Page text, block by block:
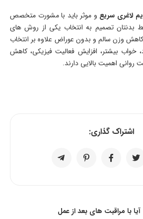
لاغری سریع و موثر باید با مشورت متخصص
بدنتان تصمیم به انتخاب یکی از روش های
وزن سالم و بدون عوراض علاوه بر انتخاب
خواب بیشتر، افزایش فعالیت فیزیکی، کاهش
اهمیت بالایی دارند.
اشتراک گذاری:
آیا با مراقبت های بعد از عمل